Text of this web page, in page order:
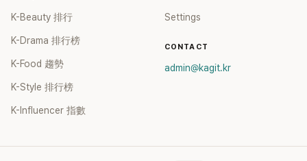
K-Beauty 排行
K-Drama 排行榜
K-Food 趨勢
K-Style 排行榜
K-Influencer 指數
Settings
CONTACT
admin@kagit.kr